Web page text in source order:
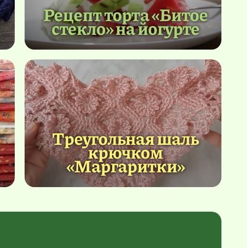
Рецепт торта «Битое
стекло» на йогурте
Треугольная шаль
крючком
«Маргаритки»